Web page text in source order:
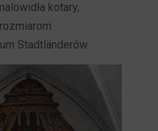
kotary,
Stadtländerów.